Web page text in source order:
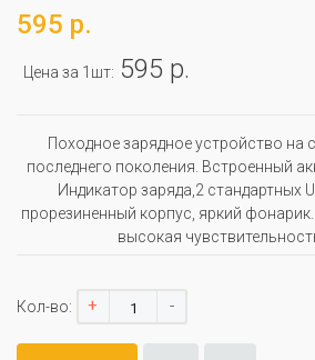
595 р.
Цена за 1шт: 595 р.
Походное зарядное устройство на
последнего поколения. Встроенный
Индикатор заряда,2 стандартных
прорезиненный корпус, яркий
высокая
Кол-во: + -